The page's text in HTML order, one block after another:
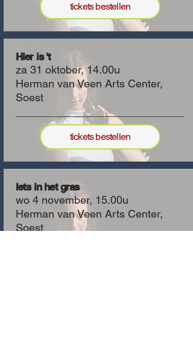
tickets bestellen
Hier is 't
za 31 oktober, 14.00u
Herman van Veen Arts Center,
Soest
tickets bestellen
Iets in het gras
wo 4 november, 15.00u
Herman van Veen Arts Center,
Soest